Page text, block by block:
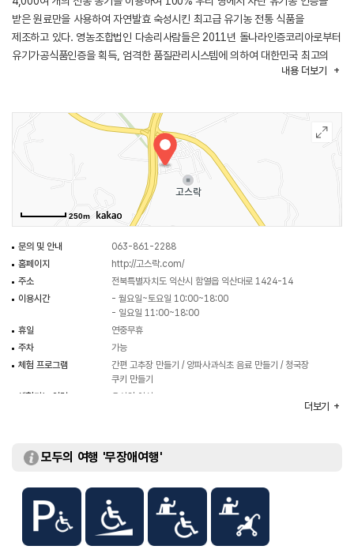
받은 원료만을 사용하여 자연발효 숙성시킨 최고급 유기농 전통 식품을
제조하고 있다. 영농조합법인 다송리사람들은 2011년 돌나라인증코리아로부터
유기가공식품인증을 획득, 엄격한 품질관리시스템에 의하여 대한민국 최고의
명품 유기 장류를 생산하고 있고 발효식품 메카로 거듭나기 위하여 연구,
음식과 약은 그 원천이 같으므로 음식으로 병을 치료할 수 있다고 하는데
고스락은 앞으로 100세 시대를 살아가는 현시대에 오래 건강하게 사는 삶을
생각하며 선조들의 지혜와 정성이 담긴 건강한 전통 장류의 맛과 향기를
이어가고 있다.
내용 더보기
250m
문의 및 안내
063-861-2288
홈페이지
http://고스락.com/
주소
전북특별자치도 익산시 함열읍 익산대로 1424-14
이용시간
- 월요일~토요일 10:00~18:00
- 일요일 11:00~18:00
휴일
연중무휴
주차
가능
체험 프로그램
간편 고추장 만들기 / 양파사과식초 음료 만들기 / 청국장
쿠키 만들기
체험가능 연령
유치원 이상
입장료
※ 단, 체험비 별도
더보기
모두의 여행 '무장애여행'